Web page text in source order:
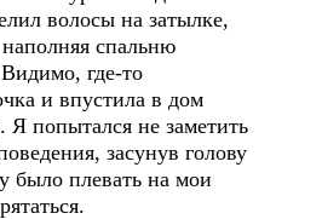
волосы на затылке,
спальню
где-то
и впустила в дом
Я попытался не заметить
засунув голову
было плевать на мои